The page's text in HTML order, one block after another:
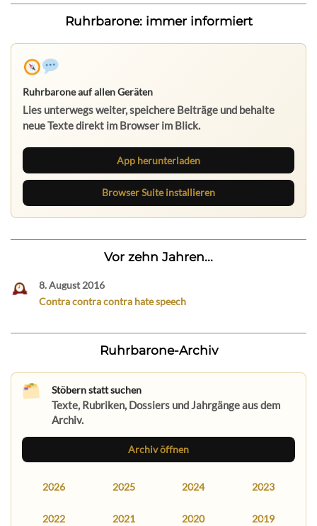
Ruhrbarone: immer informiert
Ruhrbarone auf allen Geräten
Lies unterwegs weiter, speichere Beiträge und behalte
neue Texte direkt im Browser im Blick.
App herunterladen
Browser Suite installieren
Vor zehn Jahren...
8. August 2016
Contra contra contra hate speech
Ruhrbarone-Archiv
Stöbern statt suchen
Texte, Rubriken, Dossiers und Jahrgänge aus dem
Archiv.
Archiv öffnen
2026 2025 2024 2023
2022 2021 2020 2019